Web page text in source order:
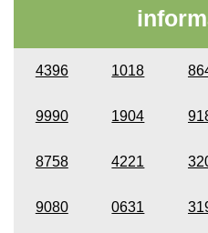
4396 1018
9990 1904
8758 4221
9080 0631